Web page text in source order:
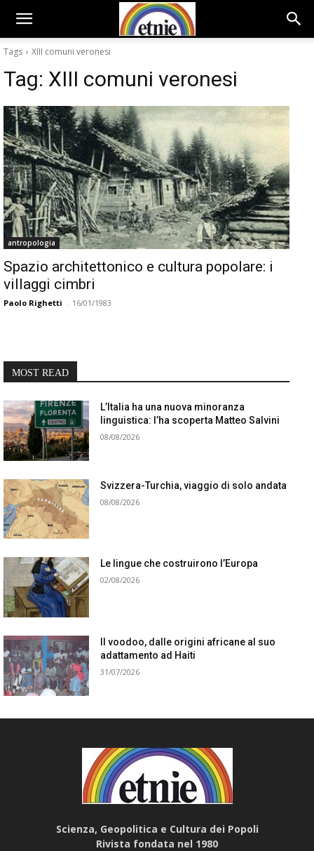
Tags XIII comuni veronesi
Tag: XIII comuni veronesi
antropologia
Spazio architettonico e cultura popolare: i
villaggi cimbri
Paolo Righetti - 16/01/1983
MOST READ
L’Italia ha una nuova minoranza
linguistica: l’ha scoperta Matteo Salvini
08/08/2026
Svizzera-Turchia, viaggio di solo andata
08/08/2026
Le lingue che costruirono l’Europa
02/08/2026
Il voodoo, dalle origini africane al suo
adattamento ad Haiti
31/07/2026
Scienza, Geopolitica e Cultura dei Popoli
Rivista fondata nel 1980